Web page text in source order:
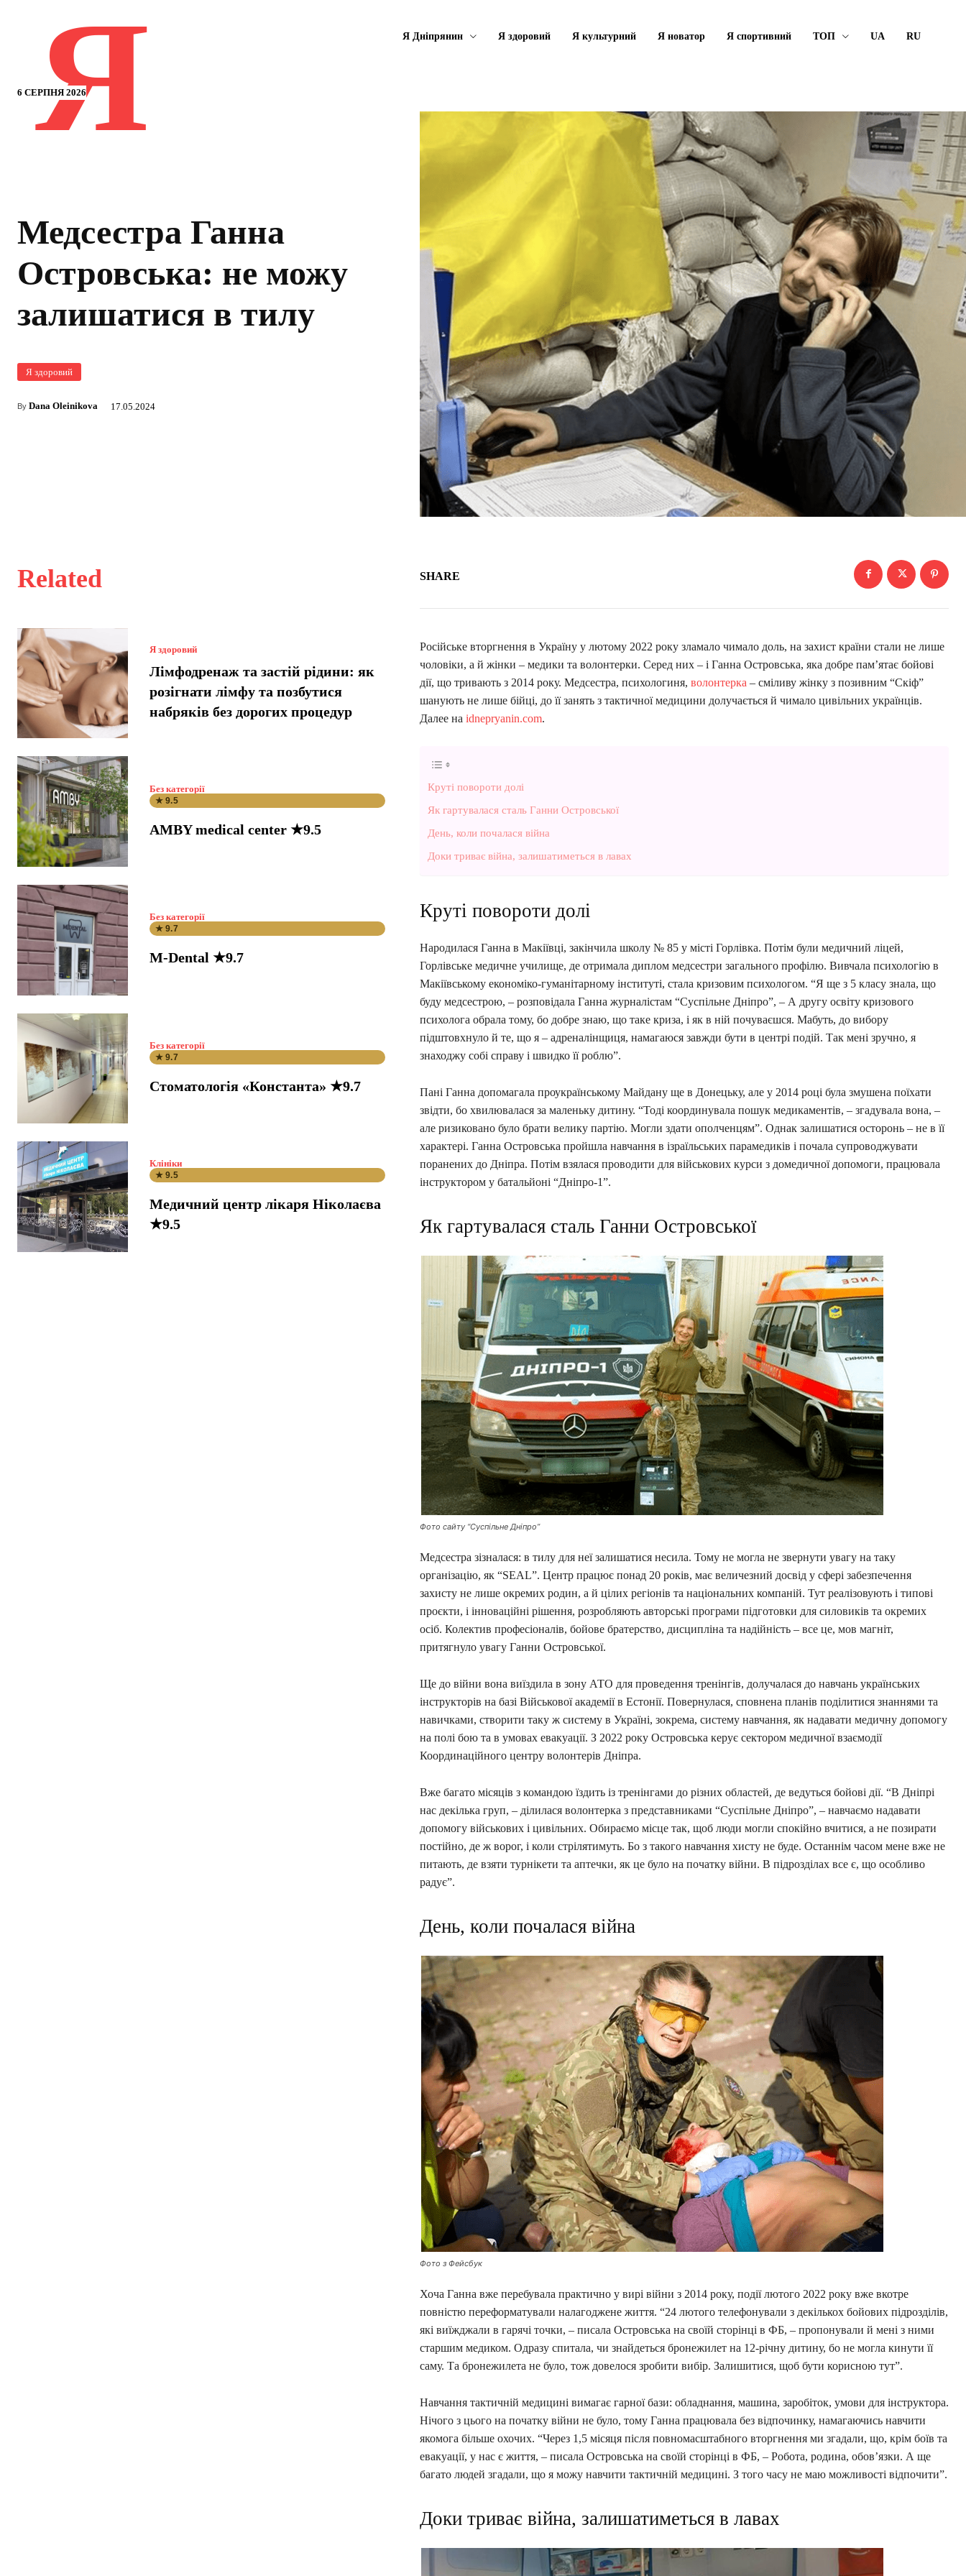
6 СЕРПНЯ 2026
Я Я Дніпрянин Я здоровий Я культурний Я новатор Я спортивний ТОП UA RU
Медсестра Ганна
Островська: не можу
залишатися в тилу
Я здоровий
By Dana Oleinikova 17.05.2024
Related
Я здоровий
Лімфодренаж та застій рідини: як
розігнати лімфу та позбутися
набряків без дорогих процедур
Без категорії
★ 9.5
AMBY medical center ★9.5
Без категорії
★ 9.7
M-Dental ★9.7
Без категорії
★ 9.7
Стоматологія «Константа» ★9.7
Клініки
★ 9.5
Медичний центр лікаря Ніколаєва
★9.5
SHARE
Російське вторгнення в Україну у лютому 2022 року зламало чимало доль, на захист країни стали не лише
чоловіки, а й жінки – медики та волонтерки. Серед них – і Ганна Островська, яка добре пам’ятає бойові
дії, що тривають з 2014 року. Медсестра, психологиня, волонтерка – сміливу жінку з позивним “Скіф”
шанують не лише бійці, до її занять з тактичної медицини долучається й чимало цивільних українців.
Далее на idnepryanin.com.
Круті повороти долі
Як гартувалася сталь Ганни Островської
День, коли почалася війна
Доки триває війна, залишатиметься в лавах
Круті повороти долі
Народилася Ганна в Макіївці, закінчила школу № 85 у місті Горлівка. Потім були медичний ліцей,
Горлівське медичне училище, де отримала диплом медсестри загального профілю. Вивчала психологію в
Макіївському економіко-гуманітарному інституті, стала кризовим психологом. “Я ще з 5 класу знала, що
буду медсестрою, – розповідала Ганна журналістам “Суспільне Дніпро”, – А другу освіту кризового
психолога обрала тому, бо добре знаю, що таке криза, і як в ній почуваєшся. Мабуть, до вибору
підштовхнуло й те, що я – адреналінщиця, намагаюся завжди бути в центрі подій. Так мені зручно, я
знаходжу собі справу і швидко її роблю”.
Пані Ганна допомагала проукраїнському Майдану ще в Донецьку, але у 2014 році була змушена поїхати
звідти, бо хвилювалася за маленьку дитину. “Тоді координувала пошук медикаментів, – згадувала вона, –
але ризиковано було брати велику партію. Могли здати ополченцям”. Однак залишатися осторонь – не в її
характері. Ганна Островська пройшла навчання в ізраїльських парамедиків і почала супроводжувати
поранених до Дніпра. Потім взялася проводити для військових курси з домедичної допомоги, працювала
інструктором у батальйоні “Дніпро-1”.
Як гартувалася сталь Ганни Островської
Фото сайту “Суспільне Дніпро”
Медсестра зізналася: в тилу для неї залишатися несила. Тому не могла не звернути увагу на таку
організацію, як “SEAL”. Центр працює понад 20 років, має величезний досвід у сфері забезпечення
захисту не лише окремих родин, а й цілих регіонів та національних компаній. Тут реалізовують і типові
проєкти, і інноваційні рішення, розробляють авторські програми підготовки для силовиків та окремих
осіб. Колектив професіоналів, бойове братерство, дисципліна та надійність – все це, мов магніт,
притягнуло увагу Ганни Островської.
Ще до війни вона виїздила в зону АТО для проведення тренінгів, долучалася до навчань українських
інструкторів на базі Військової академії в Естонії. Повернулася, сповнена планів поділитися знаннями та
навичками, створити таку ж систему в Україні, зокрема, систему навчання, як надавати медичну допомогу
на полі бою та в умовах евакуації. З 2022 року Островська керує сектором медичної взаємодії
Координаційного центру волонтерів Дніпра.
Вже багато місяців з командою їздить із тренінгами до різних областей, де ведуться бойові дії. “В Дніпрі
нас декілька груп, – ділилася волонтерка з представниками “Суспільне Дніпро”, – навчаємо надавати
допомогу військових і цивільних. Обираємо місце так, щоб люди могли спокійно вчитися, а не позирати
постійно, де ж ворог, і коли стрілятимуть. Бо з такого навчання хисту не буде. Останнім часом мене вже не
питають, де взяти турнікети та аптечки, як це було на початку війни. В підрозділах все є, що особливо
радує”.
День, коли почалася війна
Фото з Фейсбук
Хоча Ганна вже перебувала практично у вирі війни з 2014 року, події лютого 2022 року вже вкотре
повністю переформатували налагоджене життя. “24 лютого телефонували з декількох бойових підрозділів,
які виїжджали в гарячі точки, – писала Островська на своїй сторінці в ФБ, – пропонували й мені з ними
старшим медиком. Одразу спитала, чи знайдеться бронежилет на 12-річну дитину, бо не могла кинути її
саму. Та бронежилета не було, тож довелося зробити вибір. Залишитися, щоб бути корисною тут”.
Навчання тактичній медицині вимагає гарної бази: обладнання, машина, заробіток, умови для інструктора.
Нічого з цього на початку війни не було, тому Ганна працювала без відпочинку, намагаючись навчити
якомога більше охочих. “Через 1,5 місяця після повномасштабного вторгнення ми згадали, що, крім боїв та
евакуації, у нас є життя, – писала Островська на своїй сторінці в ФБ, – Робота, родина, обов’язки. А ще
багато людей згадали, що я можу навчити тактичній медицині. З того часу не маю можливості відпочити”.
Доки триває війна, залишатиметься в лавах